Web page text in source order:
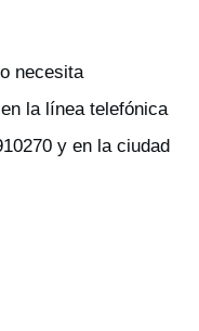
necesita
la línea telefónica
y en la ciudad